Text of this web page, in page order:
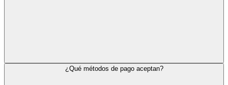
¿Qué métodos de pago aceptan?